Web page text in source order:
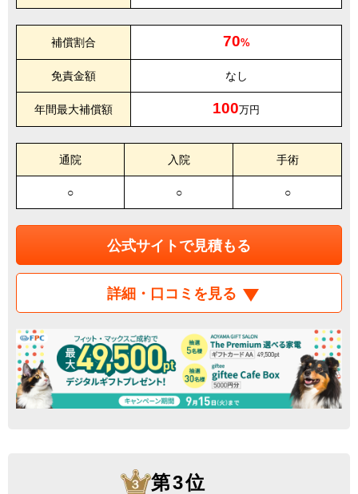
補償割合 70%
免責金額 なし
年間最大補償額 100万円
通院 入院 手術
○ ○ ○
公式サイトで見積もる
詳細・口コミを見る
第3位